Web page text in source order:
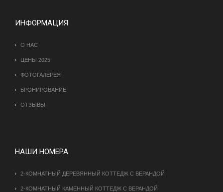
ИНФОРМАЦИЯ
О НАС
ЦЕНЫ 2025
ФОТОГАЛЕРЕЯ
БРОНИРОВАНИЕ
ОТЗЫВЫ
НАШИ НОМЕРА
2-КОМНАТНЫЙ ДЕРЕВЯННЫЙ КОТТЕДЖ С ВЕРАНДОЙ
2-КОМНАТНЫЙ КАМЕННЫЙ КОТТЕДЖ С ВЕРАНДОЙ